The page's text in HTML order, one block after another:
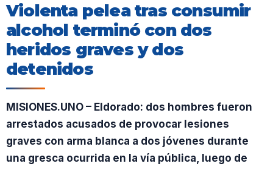
Violenta pelea tras consumir
alcohol terminó con dos
heridos graves y dos
detenidos
MISIONES.UNO – Eldorado: dos hombres fueron
arrestados acusados de provocar lesiones
graves con arma blanca a dos jóvenes durante
una gresca ocurrida en la vía pública, luego de